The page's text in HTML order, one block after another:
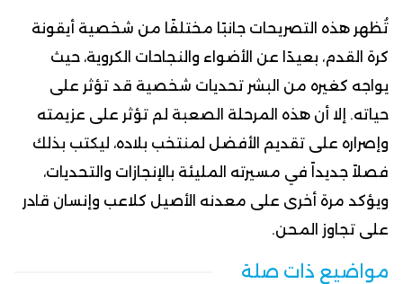
تُظهر هذه التصريحات جانبًا مختلفًا من شخصية أيقونة
كرة القدم، بعيدًا عن الأضواء والنجاحات الكروية، حيث
يواجه كغيره من البشر تحديات شخصية قد تؤثر على
حياته. إلا أن هذه المرحلة الصعبة لم تؤثر على عزيمته
وإصراره على تقديم الأفضل لمنتخب بلاده، ليكتب بذلك
فصلاً جديداً في مسيرته المليئة بالإنجازات والتحديات،
ويؤكد مرة أخرى على معدنه الأصيل كلاعب وإنسان قادر
على تجاوز المحن.
مواضيع ذات صلة